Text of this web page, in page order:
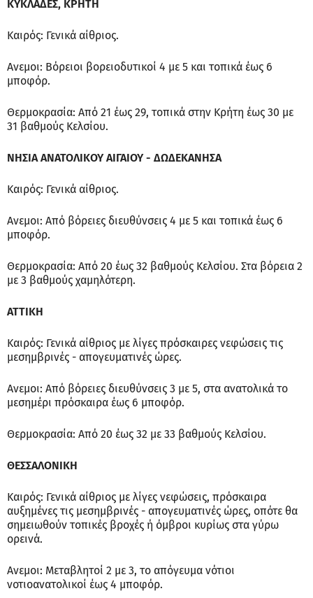
ΚΥΚΛΑΔΕΣ, ΚΡΗΤΗ
Καιρός: Γενικά αίθριος.
Ανεμοι: Βόρειοι βορειοδυτικοί 4 με 5 και τοπικά έως 6
μποφόρ.
Θερμοκρασία: Από 21 έως 29, τοπικά στην Κρήτη έως 30 με
31 βαθμούς Κελσίου.
ΝΗΣΙΑ ΑΝΑΤΟΛΙΚΟΥ ΑΙΓΑΙΟΥ - ΔΩΔΕΚΑΝΗΣΑ
Καιρός: Γενικά αίθριος.
Ανεμοι: Από βόρειες διευθύνσεις 4 με 5 και τοπικά έως 6
μποφόρ.
Θερμοκρασία: Από 20 έως 32 βαθμούς Κελσίου. Στα βόρεια 2
με 3 βαθμούς χαμηλότερη.
ΑΤΤΙΚΗ
Καιρός: Γενικά αίθριος με λίγες πρόσκαιρες νεφώσεις τις
μεσημβρινές - απογευματινές ώρες.
Ανεμοι: Από βόρειες διευθύνσεις 3 με 5, στα ανατολικά το
μεσημέρι πρόσκαιρα έως 6 μποφόρ.
Θερμοκρασία: Από 20 έως 32 με 33 βαθμούς Κελσίου.
ΘΕΣΣΑΛΟΝΙΚΗ
Καιρός: Γενικά αίθριος με λίγες νεφώσεις, πρόσκαιρα
αυξημένες τις μεσημβρινές - απογευματινές ώρες, οπότε θα
σημειωθούν τοπικές βροχές ή όμβροι κυρίως στα γύρω
ορεινά.
Ανεμοι: Μεταβλητοί 2 με 3, το απόγευμα νότιοι
νοτιοανατολικοί έως 4 μποφόρ.